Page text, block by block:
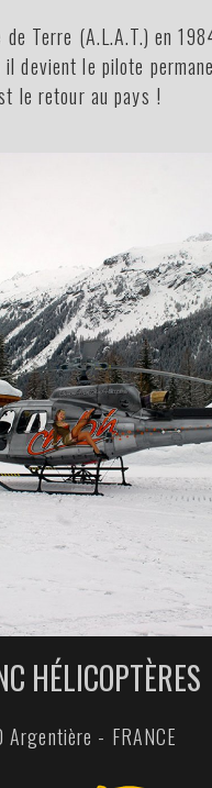
Terre (A.L.A.T.) en
devient le pilote
le retour au pays !
HÉLICOPTÈRES
- FRANCE